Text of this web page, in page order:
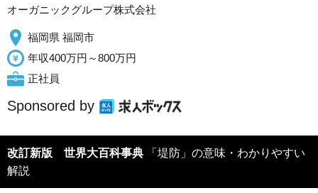
オーガニックグループ株式会社
福岡県 福岡市
年収400万円～800万円
正社員
Sponsored by
改訂新版 世界大百科事典
解説